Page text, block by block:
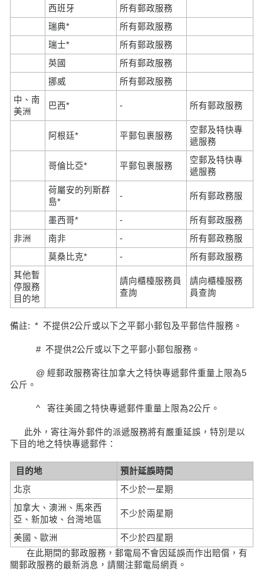
西班牙
所有郵政服務
瑞典*
所有郵政服務
瑞士*
所有郵政服務
英國
所有郵政服務
挪威
所有郵政服務
中、南
美洲
巴西* - 所有郵政服務
阿根廷* 平郵包裹服務
空郵及特快專
遞服務
哥倫比亞* 平郵包裹服務
空郵及特快專
遞服務
荷屬安的列斯群
島*
- 所有郵政務服
墨西哥* -
所有郵政服務
非洲
南非 -
所有郵政務服
莫桑比克*
-
所有郵政服務
其他暫
停服務
目的地
請向櫃檯服務員
查詢
請向櫃檯服務
員查詢
備註: * 不提供2公斤或以下之平郵小郵包及平郵信件服務。
# 不提供2公斤或以下之平郵小郵包服務。
@ 經郵政服務寄往加拿大之特快專遞郵件重量上限為5
公斤。
^ 寄往美國之特快專遞郵件重量上限為2公斤。
此外，寄往海外郵件的派遞服務將有嚴重延誤，特別是以
下目的地之特快專遞郵件：
目的地
預計延誤時間
北京
不少於一星期
加拿大、澳洲、馬來西
亞、新加坡、台灣地區
不少於兩星期
美國、歐洲
不少於四星期
在此期間的郵政服務，郵電局不會因延誤而作出賠償，有
關郵政服務的最新消息，請關注郵電局網頁。